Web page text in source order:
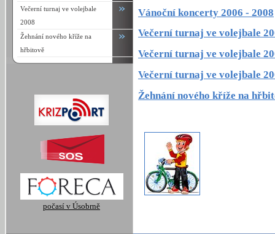
Vánoční koncerty 2006 - 2008
Večerní turnaj ve volejbale
Večerní turnaj ve volejbale
Večerní turnaj ve volejbale
Žehnání nového kříže na
Večerní turnaj ve volejbale
2008
Žehnání nového kříže na
hřbitově
počasí v Úsobrně